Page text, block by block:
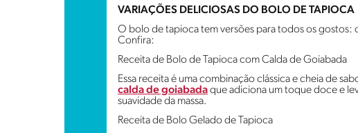
VARIAÇÕES DELICIOSAS DO BOLO DE TAPIOCA
O bolo de tapioca tem versões para todos os gostos:
Confira:
Receita de Bolo de Tapioca com Calda de Goiabada
Essa receita é uma combinação clássica e cheia de
calda de goiabadaque adiciona um toque doce e
suavidade da massa.
Receita de Bolo Gelado de Tapioca